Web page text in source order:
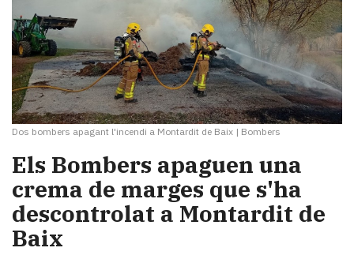
Dos bombers apagant l'incendi a Montardit de Baix | Bombers
Els Bombers apaguen una
crema de marges que s'ha
descontrolat a Montardit de
Baix